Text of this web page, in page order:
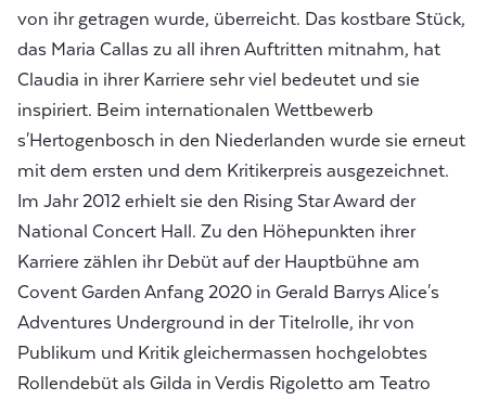
von ihr getragen wurde, überreicht. Das kostbare Stück,
das Maria Callas zu all ihren Auftritten mitnahm, hat
Claudia in ihrer Karriere sehr viel bedeutet und sie
inspiriert. Beim internationalen Wettbewerb
s'Hertogenbosch in den Niederlanden wurde sie erneut
mit dem ersten und dem Kritikerpreis ausgezeichnet.
Im Jahr 2012 erhielt sie den Rising Star Award der
National Concert Hall. Zu den Höhepunkten ihrer
Karriere zählen ihr Debüt auf der Hauptbühne am
Covent Garden Anfang 2020 in Gerald Barrys Alice's
Adventures Underground in der Titelrolle, ihr von
Publikum und Kritik gleichermassen hochgelobtes
Rollendebüt als Gilda in Verdis Rigoletto am Teatro